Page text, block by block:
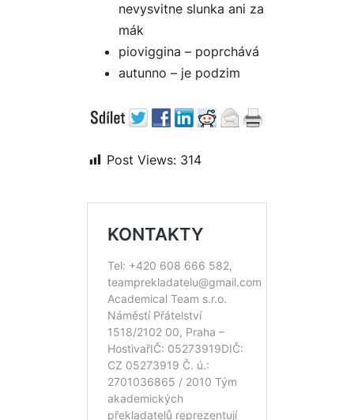
nevysvitne slunka ani za
mák
pioviggina – poprchává
autunno – je podzim
Post Views: 314